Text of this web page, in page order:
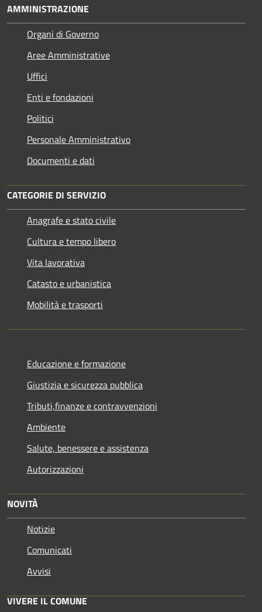
AMMINISTRAZIONE
Organi di Governo
Aree Amministrative
Uffici
Enti e fondazioni
Politici
Personale Amministrativo
Documenti e dati
CATEGORIE DI SERVIZIO
Anagrafe e stato civile
Cultura e tempo libero
Vita lavorativa
Catasto e urbanistica
Mobilità e trasporti
Educazione e formazione
Giustizia e sicurezza pubblica
Tributi,finanze e contravvenzioni
Ambiente
Salute, benessere e assistenza
Autorizzazioni
NOVITÀ
Notizie
Comunicati
Avvisi
VIVERE IL COMUNE